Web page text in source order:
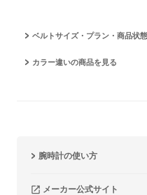
ベルトサイズ・プラン・商品状
カラー違いの商品を見る
腕時計の使い方
メーカー公式サイト